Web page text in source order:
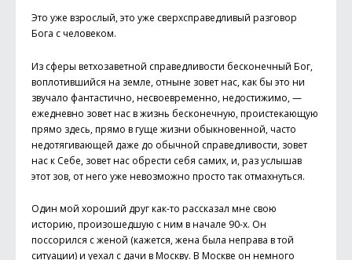
Это уже взрослый, это уже сверхсправедливый разговор
Бога с человеком.
Из сферы ветхозаветной справедливости бесконечный Бог,
воплотившийся на земле, отныне зовет нас, как бы это ни
звучало фантастично, несвоевременно, недостижимо, —
ежедневно зовет нас в жизнь бесконечную, проистекающую
прямо здесь, прямо в гуще жизни обыкновенной, часто
недотягивающей даже до обычной справедливости, зовет
нас к Себе, зовет нас обрести себя самих, и, раз услышав
этот зов, от него уже невозможно просто так отмахнуться.
Один мой хороший друг как-то рассказал мне свою
историю, произошедшую с ним в начале 90-х. Он
поссорился с женой (кажется, жена была неправа в той
ситуации) и уехал с дачи в Москву. В Москве он немного